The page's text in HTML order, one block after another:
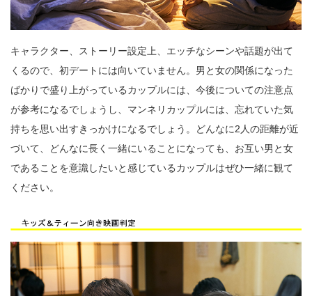
キャラクター、ストーリー設定上、エッチなシーンや話題が出て
くるので、初デートには向いていません。男と女の関係になった
ばかりで盛り上がっているカップルには、今後についての注意点
が参考になるでしょうし、マンネリカップルには、忘れていた気
持ちを思い出すきっかけになるでしょう。どんなに2人の距離が近
づいて、どんなに長く一緒にいることになっても、お互い男と女
であることを意識したいと感じているカップルはぜひ一緒に観て
ください。